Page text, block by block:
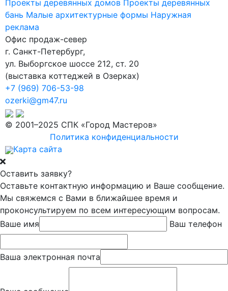
Проекты деревянных домов Проекты деревянных
бань Малые архитектурные формы Наружная
реклама
Офис продаж-север
г. Санкт-Петербург,
ул. Выборгское шоссе 212, ст. 20
(выставка коттеджей в Озерках)
+7 (969) 706-53-98
ozerki@gm47.ru
© 2001–2025 СПК «Город Мастеров»
Политика конфиденциальности
Карта сайта
Оставить заявку?
Оставьте контактную информацию и Ваше сообщение.
Мы свяжемся с Вами в ближайшее время и
проконсультируем по всем интересующим вопросам.
Ваше имя
Ваш телефон
Ваша электронная почта